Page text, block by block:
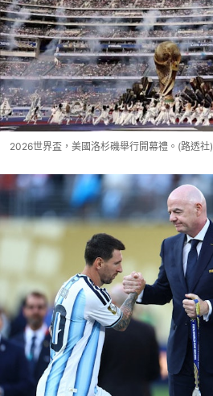
2026世界盃，美國洛杉磯舉行開幕禮。(路透社)